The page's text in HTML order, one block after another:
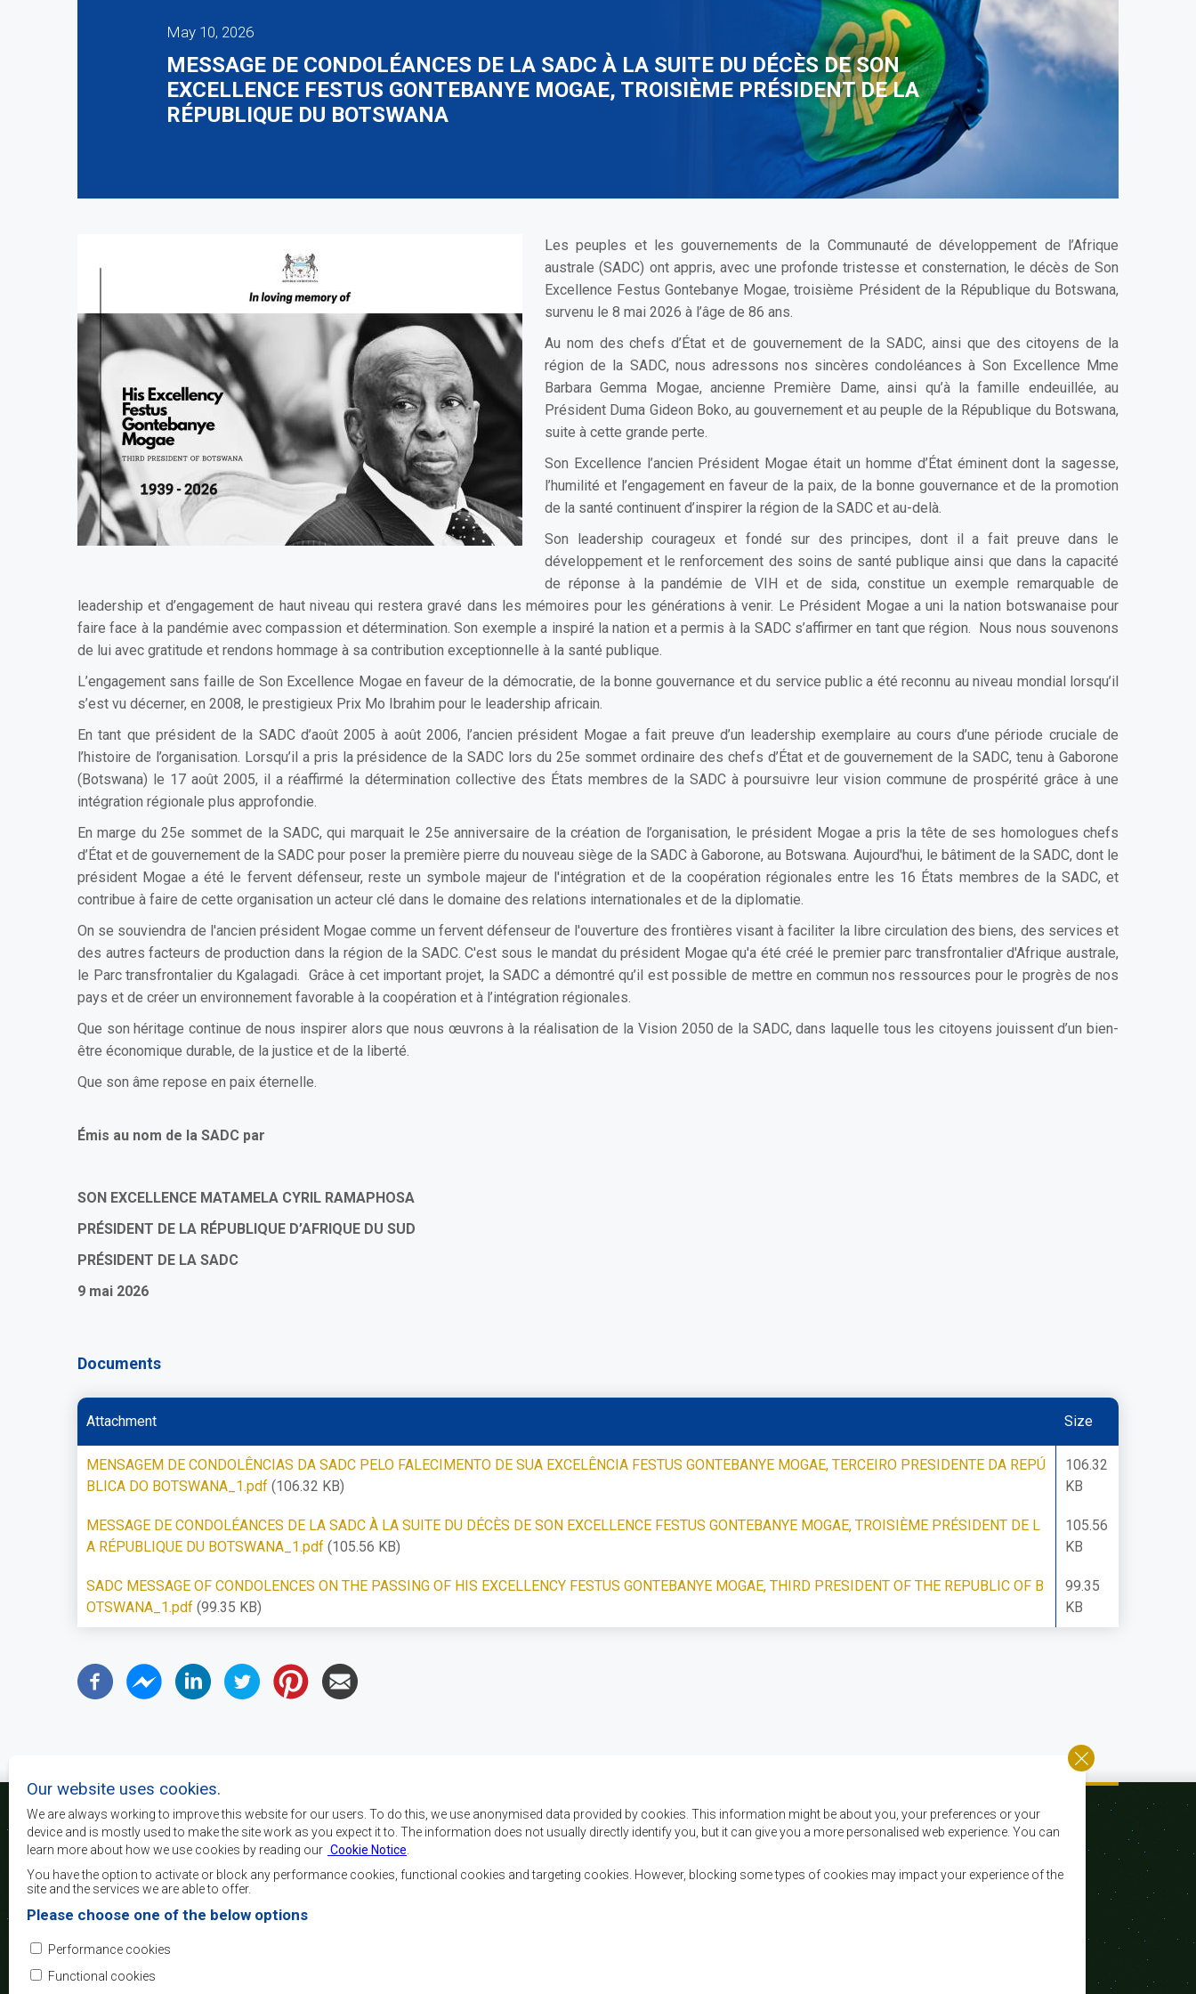
May 10, 2026
MESSAGE DE CONDOLÉANCES DE LA SADC À LA SUITE DU DÉCÈS DE SON
EXCELLENCE FESTUS GONTEBANYE MOGAE, TROISIÈME PRÉSIDENT DE LA
RÉPUBLIQUE DU BOTSWANA
Les peuples et les gouvernements de la Communauté de développement de l’Afrique
australe (SADC) ont appris, avec une profonde tristesse et consternation, le décès de Son
Excellence Festus Gontebanye Mogae, troisième Président de la République du Botswana,
survenu le 8 mai 2026 à l’âge de 86 ans.
Au nom des chefs d’État et de gouvernement de la SADC, ainsi que des citoyens de la
région de la SADC, nous adressons nos sincères condoléances à Son Excellence Mme
Barbara Gemma Mogae, ancienne Première Dame, ainsi qu’à la famille endeuillée, au
Président Duma Gideon Boko, au gouvernement et au peuple de la République du Botswana,
suite à cette grande perte.
Son Excellence l’ancien Président Mogae était un homme d’État éminent dont la sagesse,
l’humilité et l’engagement en faveur de la paix, de la bonne gouvernance et de la promotion
de la santé continuent d’inspirer la région de la SADC et au-delà.
Son leadership courageux et fondé sur des principes, dont il a fait preuve dans le
développement et le renforcement des soins de santé publique ainsi que dans la capacité
de réponse à la pandémie de VIH et de sida, constitue un exemple remarquable de
leadership et d’engagement de haut niveau qui restera gravé dans les mémoires pour les générations à venir. Le Président Mogae a uni la nation botswanaise pour
faire face à la pandémie avec compassion et détermination. Son exemple a inspiré la nation et a permis à la SADC s’affirmer en tant que région. Nous nous souvenons
de lui avec gratitude et rendons hommage à sa contribution exceptionnelle à la santé publique.
L’engagement sans faille de Son Excellence Mogae en faveur de la démocratie, de la bonne gouvernance et du service public a été reconnu au niveau mondial lorsqu’il
s’est vu décerner, en 2008, le prestigieux Prix Mo Ibrahim pour le leadership africain.
En tant que président de la SADC d’août 2005 à août 2006, l’ancien président Mogae a fait preuve d’un leadership exemplaire au cours d’une période cruciale de
l’histoire de l’organisation. Lorsqu’il a pris la présidence de la SADC lors du 25e sommet ordinaire des chefs d’État et de gouvernement de la SADC, tenu à Gaborone
(Botswana) le 17 août 2005, il a réaffirmé la détermination collective des États membres de la SADC à poursuivre leur vision commune de prospérité grâce à une
intégration régionale plus approfondie.
En marge du 25e sommet de la SADC, qui marquait le 25e anniversaire de la création de l’organisation, le président Mogae a pris la tête de ses homologues chefs
d’État et de gouvernement de la SADC pour poser la première pierre du nouveau siège de la SADC à Gaborone, au Botswana. Aujourd'hui, le bâtiment de la SADC, dont le
président Mogae a été le fervent défenseur, reste un symbole majeur de l'intégration et de la coopération régionales entre les 16 États membres de la SADC, et
contribue à faire de cette organisation un acteur clé dans le domaine des relations internationales et de la diplomatie.
On se souviendra de l'ancien président Mogae comme un fervent défenseur de l'ouverture des frontières visant à faciliter la libre circulation des biens, des services et
des autres facteurs de production dans la région de la SADC. C'est sous le mandat du président Mogae qu'a été créé le premier parc transfrontalier d'Afrique australe,
le Parc transfrontalier du Kgalagadi. Grâce à cet important projet, la SADC a démontré qu’il est possible de mettre en commun nos ressources pour le progrès de nos
pays et de créer un environnement favorable à la coopération et à l’intégration régionales.
Que son héritage continue de nous inspirer alors que nous œuvrons à la réalisation de la Vision 2050 de la SADC, dans laquelle tous les citoyens jouissent d’un bien-
être économique durable, de la justice et de la liberté.
Que son âme repose en paix éternelle.
Émis au nom de la SADC par
SON EXCELLENCE MATAMELA CYRIL RAMAPHOSA
PRÉSIDENT DE LA RÉPUBLIQUE D’AFRIQUE DU SUD
PRÉSIDENT DE LA SADC
9 mai 2026
Documents
Attachment Size
MENSAGEM DE CONDOLÊNCIAS DA SADC PELO FALECIMENTO DE SUA EXCELÊNCIA FESTUS GONTEBANYE MOGAE, TERCEIRO PRESIDENTE DA REPÚ
BLICA DO BOTSWANA_1.pdf (106.32 KB)
106.32
KB
MESSAGE DE CONDOLÉANCES DE LA SADC À LA SUITE DU DÉCÈS DE SON EXCELLENCE FESTUS GONTEBANYE MOGAE, TROISIÈME PRÉSIDENT DE L
A RÉPUBLIQUE DU BOTSWANA_1.pdf (105.56 KB)
105.56
KB
SADC MESSAGE OF CONDOLENCES ON THE PASSING OF HIS EXCELLENCY FESTUS GONTEBANYE MOGAE, THIRD PRESIDENT OF THE REPUBLIC OF B
OTSWANA_1.pdf (99.35 KB)
99.35
KB
The main objectives of SADC are to achieve
development, peace and security, and economic
Africa, and support the socially disadvantaged
development.
Our website uses cookies.
We are always working to improve this website for our users. To do this, we use anonymised data provided by cookies. This information might be about you, your preferences or your
device and is mostly used to make the site work as you expect it to. The information does not usually directly identify you, but it can give you a more personalised web experience. You can
learn more about how we use cookies by reading our Cookie Notice
You have the option to activate or block any performance cookies, functional cookies and targeting cookies. However, blocking some types of cookies may impact your experience of the
site and the services we are able to offer.
Please choose one of the below options
Performance cookies
Functional cookies